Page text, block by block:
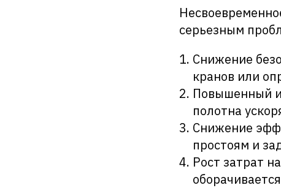
серьезным
Снижение
кранов или
Повышенный
полотна
Снижение
простоям и
Рост затрат